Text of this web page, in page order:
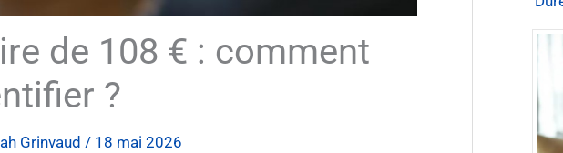
de 108 € : comment
?
Grinvaud/ 18 mai 2026